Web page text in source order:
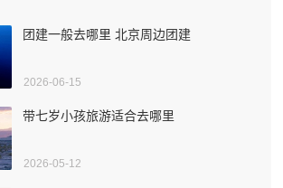
团建一般去哪里 北京周边团建
2026-06-15
带七岁小孩旅游适合去哪里
2026-05-12